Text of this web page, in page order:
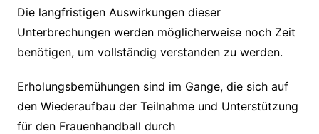
Die langfristigen Auswirkungen dieser
Unterbrechungen werden möglicherweise noch Zeit
benötigen, um vollständig verstanden zu werden.
Erholungsbemühungen sind im Gange, die sich auf
den Wiederaufbau der Teilnahme und Unterstützung
für den Frauenhandball durch